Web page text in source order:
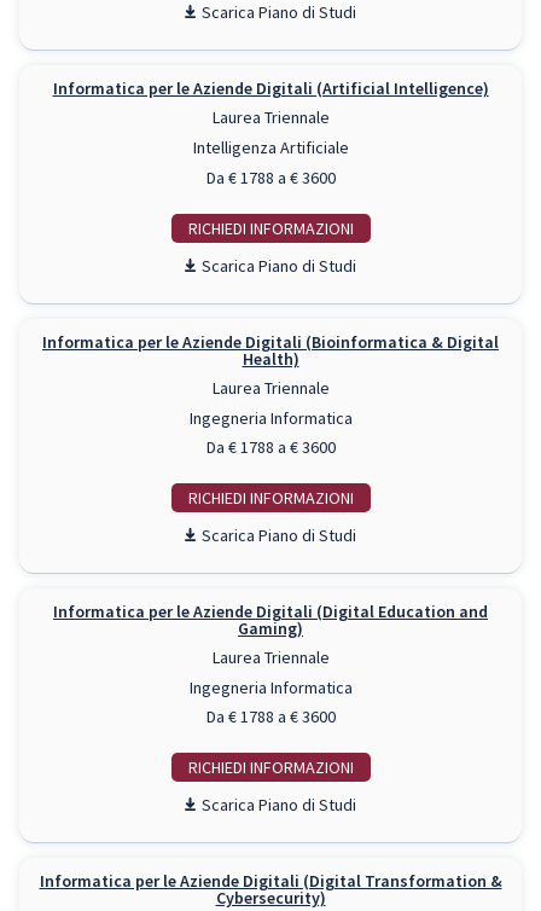
Piano di Studi
Informatica per le Aziende Digitali (Artificial Intelligence)
Laurea Triennale
Intelligenza Artificiale
Da € 1788 a € 3600
RICHIEDI INFO
Piano di Studi
Informatica per le Aziende Digitali (Bioinformatica & Digital
Health)
Laurea Triennale
Ingegneria Informatica
Da € 1788 a € 3600
RICHIEDI INFO
Piano di Studi
Informatica per le Aziende Digitali (Digital Education and
Gaming)
Laurea Triennale
Ingegneria Informatica
Da € 1788 a € 3600
RICHIEDI INFO
Piano di Studi
Informatica per le Aziende Digitali (Digital Transformation &
Cybersecurity)